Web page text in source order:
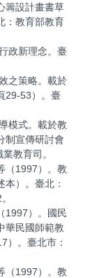
籌設計畫書草
：教育部教育
政新理念。臺
之策略。載於
29-53）。臺
模式。載於教
制宣傳研討會
教育司。
（1997）。教
）。臺北：
1997）。國民
華民國師範教
）。臺北市：
（1997）。教